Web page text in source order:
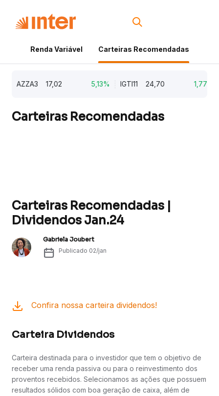
Renda Variável Carteiras Recomendadas
AZZA3 17,02 5,13% IGTI11 24,70 1,77%
Carteiras Recomendadas
Carteiras Recomendadas |
Dividendos Jan.24
Gabriela Joubert
Publicado 02/jan
Confira nossa carteira dividendos!
Carteira Dividendos
Carteira destinada para o investidor que tem o objetivo de
receber uma renda passiva ou para o reinvestimento dos
proventos recebidos. Selecionamos as ações que possuem
resultados sólidos com boa geração de caixa, além de